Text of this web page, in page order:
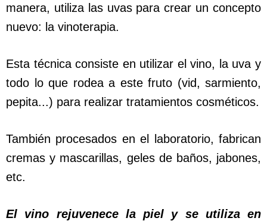
manera, utiliza las uvas para crear un concepto
nuevo: la vinoterapia.
Esta técnica consiste en utilizar el vino, la uva y
todo lo que rodea a este fruto (vid, sarmiento,
pepita...) para realizar tratamientos cosméticos.
También procesados en el laboratorio, fabrican
cremas y mascarillas, geles de baños, jabones,
etc.
El vino rejuvenece la piel y se utiliza en